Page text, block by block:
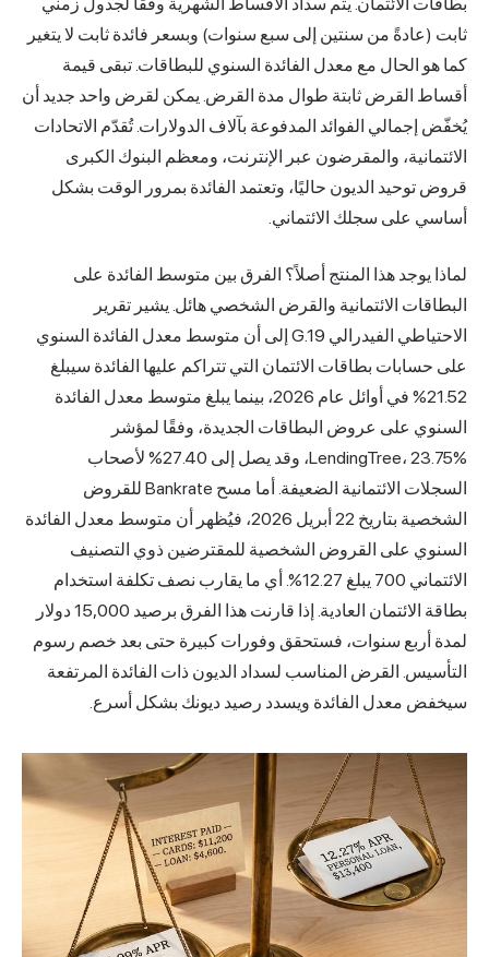
من سنتين إلى سبع سنوات) وبسعر فائدة ثابت لا يتغير
مع معدل الفائدة السنوي للبطاقات. تبقى قيمة
ثابتة طوال مدة القرض. يمكن لقرض واحد جديد أن
الفوائد المدفوعة بآلاف الدولارات. تُقدّم الاتحادات
والمقرضون عبر الإنترنت، ومعظم البنوك الكبرى
الديون حاليًا، وتعتمد الفائدة بمرور الوقت بشكل
سجلك الائتماني.
هذا المنتج أصلاً؟ الفرق بين متوسط الفائدة على
الائتمانية والقرض الشخصي هائل. يشير تقرير
الاحتياطي الفيدرالي G.19 إلى أن متوسط معدل الفائدة السنوي
بطاقات الائتمان التي تتراكم عليها الفائدة سيبلغ
21.52% في أوائل عام 2026، بينما يبلغ متوسط معدل الفائدة
على عروض البطاقات الجديدة، وفقًا لمؤشر
LendingTree، 23.75%، وقد يصل إلى 27.40% لأصحاب
السجلات الائتمانية الضعيفة. أما مسح Bankrate للقروض
الشخصية بتاريخ 22 أبريل 2026، فيُظهر أن متوسط معدل الفائدة
على القروض الشخصية للمقترضين ذوي التصنيف
الائتماني 700 يبلغ 12.27%. أي ما يقارب نصف تكلفة استخدام
بطاقة الائتمان العادية. إذا قارنت هذا الفرق برصيد 15,000 دولار
سنوات، فستحقق وفورات كبيرة حتى بعد خصم رسوم
القرض المناسب لسداد الديون ذات الفائدة المرتفعة
معدل الفائدة ويسدد رصيد ديونك بشكل أسرع.